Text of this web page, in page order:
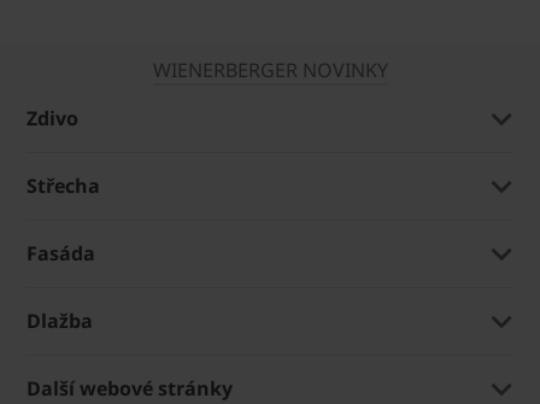
WIENERBERGER NOVINKY
Zdivo
Střecha
Fasáda
Dlažba
Další webové stránky